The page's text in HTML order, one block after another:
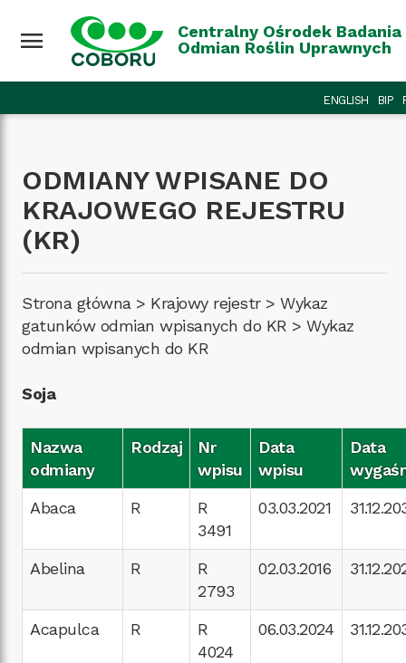
menu
Centralny Ośrodek Badania
Odmian Roślin Uprawnych
ENGLISH BIP
ODMIANY WPISANE DO
KRAJOWEGO REJESTRU
(KR)
Strona główna> Krajowy rejestr> Wykaz
gatunków odmian wpisanych do KR > Wykaz
odmian wpisanych do KR
Soja
Nazwa
odmiany
Rodzaj
Nr
wpisu
Data
wpisu
Data
Abaca
R
R
3491
03.03.2021
Abelina R
R
2793
02.03.2016
Acapulca R
R
4024
06.03.2024